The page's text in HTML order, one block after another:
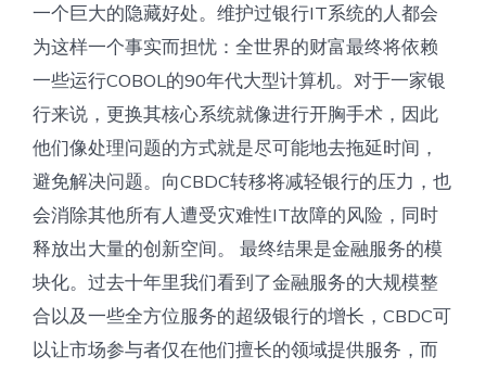
一个巨大的隐藏好处。维护过银行IT系统的人都会
为这样一个事实而担忧：全世界的财富最终将依赖
一些运行COBOL的90年代大型计算机。对于一家银
行来说，更换其核心系统就像进行开胸手术，因此
他们像处理问题的方式就是尽可能地去拖延时间，
避免解决问题。向CBDC转​​移将减轻银行的压力，也
会消除其他所有人遭受灾难性IT故障的风险，同时
释放出大量的创新空间。 最终结果是金融服务的模
块化。过去十年里我们看到了金融服务的大规模整
合以及一些全方位服务的超级银行的增长，CBDC可
以让市场参与者仅在他们擅长的领域提供服务，而